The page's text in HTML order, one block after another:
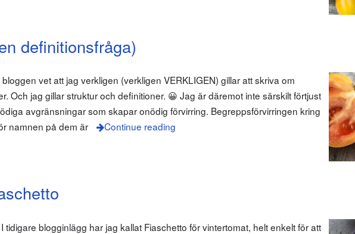
definitionsfråga)
vet att jag verkligen (verkligen VERKLIGEN) gillar att skriva om
Och jag gillar struktur och definitioner. 😀 Jag är däremot inte särskilt förtjust
avgränsningar som skapar onödig förvirring. Begreppsförvirringen kring
namnen på dem är
Continue reading
tidigare blogginlägg har jag kallat Fiaschetto för vintertomat, helt enkelt för att